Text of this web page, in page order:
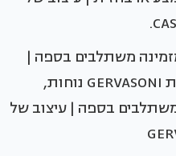
משתלבים בספה |
עיצוב של פאולה נבונה לחברת GERVASONI נוחות,
משתלבים בספה | עיצוב של